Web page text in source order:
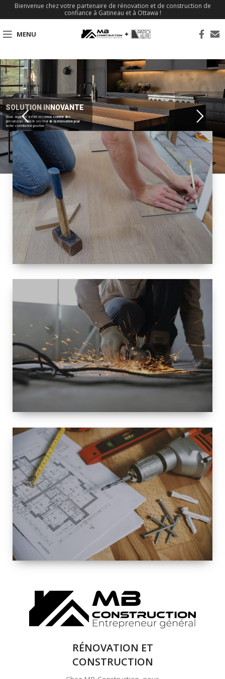
Bienvenue chez votre partenaire de rénovation et de construction de
confiance à Gatineau et à Ottawa !
MENU
SOLUTION INNOVANTE
Nous aspirons à être reconnus comme des
précurseurs dans le secteur de la rénovation pour
notre contribution positive
TAILLE
PETITE À
GRANDE
RÉNOVATION
ESPACE
RÉNOVATION
INTÉRIEURE ET
EXTÉRIEURE
SOLUTIONS DE
RÉNOVATION
COMPLÈTE
RÉNOVATION ET
CONSTRUCTION